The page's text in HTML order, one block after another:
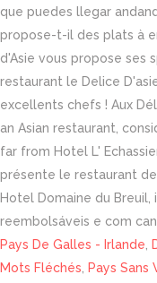
que puedes llegar
propose-t-il des plats à
d'Asie vous propose ses
restaurant le Delice
excellents chefs ! Aux
an Asian restaurant,
far from Hotel L'
présente le restaurant
Hotel Domaine du
reembolsáveis e com
Pays De Galles - Irlande
Mots Fléchés
Pays Sans